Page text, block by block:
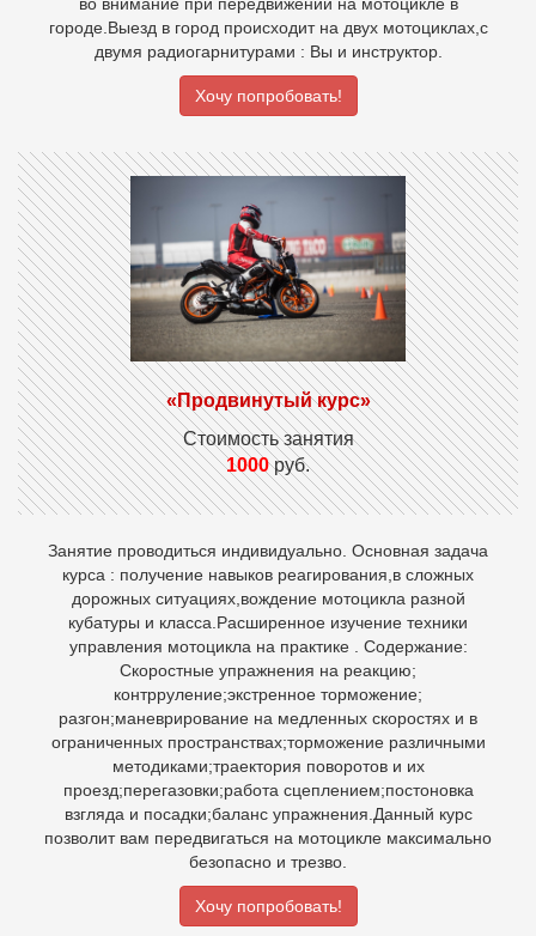
городе.Выезд в город происходит на двух мотоциклах,с
двумя радиогарнитурами : Вы и инструктор.
Хочу попробовать!
«Продвинутый курс»
Стоимость занятия
1000руб.
Занятие проводиться индивидуально. Основная задача
курса : получение навыков реагирования,в сложных
дорожных ситуациях,вождение мотоцикла разной
кубатуры и класса.Расширенное изучение техники
управления мотоцикла на практике . Содержание:
Скоростные упражнения на реакцию;
контрруление;экстренное торможение;
разгон;маневрирование на медленных скоростях и в
ограниченных пространствах;торможение различными
методиками;траектория поворотов и их
проезд;перегазовки;работа сцеплением;постоновка
взгляда и посадки;баланс упражнения.Данный курс
позволит вам передвигаться на мотоцикле максимально
безопасно и трезво.
Хочу попробовать!